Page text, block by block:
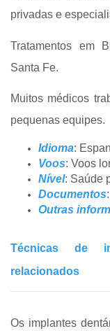
privadas e
Tratamentos em
Santa Fe.
Muitos médicos
pequenas equipes.
Idioma:
Voos: Voos
Nível: Saúde
Documentos
Outras
Técnicas de
relacionados
Os implantes